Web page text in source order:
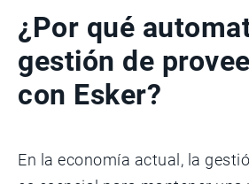
¿Por qué
gestión de
con Esker?
En la economía actual, la